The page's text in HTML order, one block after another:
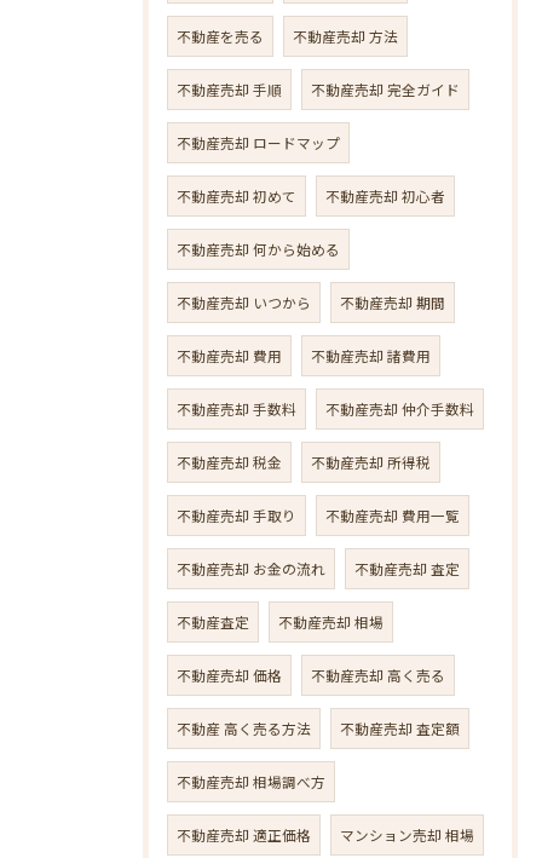
不動産を売る 不動産売却 方法
不動産売却 手順 不動産売却 完全ガイド
不動産売却 ロードマップ
不動産売却 初めて 不動産売却 初心者
不動産売却 何から始める
不動産売却 いつから 不動産売却 期間
不動産売却 費用 不動産売却 諸費用
不動産売却 手数料 不動産売却 仲介手数料
不動産売却 税金 不動産売却 所得税
不動産売却 手取り 不動産売却 費用一覧
不動産売却 お金の流れ 不動産売却 査定
不動産査定 不動産売却 相場
不動産売却 価格 不動産売却 高く売る
不動産 高く売る方法 不動産売却 査定額
不動産売却 相場調べ方
不動産売却 適正価格 マンション売却 相場